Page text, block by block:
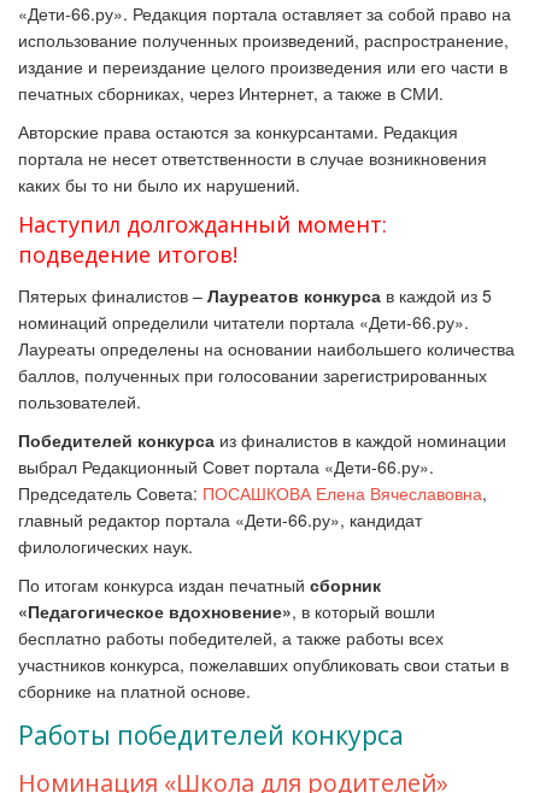
«Дети-66.ру». Редакция портала оставляет за собой право на
использование полученных произведений, распространение,
издание и переиздание целого произведения или его части в
печатных сборниках, через Интернет, а также в СМИ.
Авторские права остаются за конкурсантами. Редакция
портала не несет ответственности в случае возникновения
каких бы то ни было их нарушений.
Наступил долгожданный момент:
подведение итогов!
Пятерых финалистов – Лауреатов конкурса в каждой из 5
номинаций определили читатели портала «Дети-66.ру».
Лауреаты определены на основании наибольшего количества
баллов, полученных при голосовании зарегистрированных
пользователей.
Победителей конкурса из финалистов в каждой номинации
выбрал Редакционный Совет портала «Дети-66.ру».
Председатель Совета: ПОСАШКОВА Елена Вячеславовна,
главный редактор портала «Дети-66.ру», кандидат
филологических наук.
По итогам конкурса издан печатный сборник
«Педагогическое вдохновение», в который вошли
бесплатно работы победителей, а также работы всех
участников конкурса, пожелавших опубликовать свои статьи в
сборнике на платной основе.
Работы победителей конкурса
Номинация «Школа для родителей»